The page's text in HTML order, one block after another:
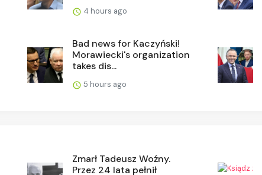
4 hours ago
Bad news for Kaczyński!
Morawiecki's organization
takes dis...
5 hours ago
Zmarł Tadeusz Woźny.
Przez 24 lata pełnił